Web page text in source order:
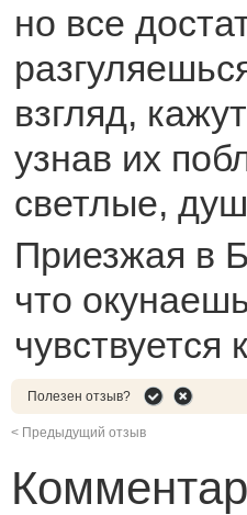
но все
взгляд,
узнав их
светлые,
Приезжая в
что
Полезен отзыв?
< Предыдущий отзыв